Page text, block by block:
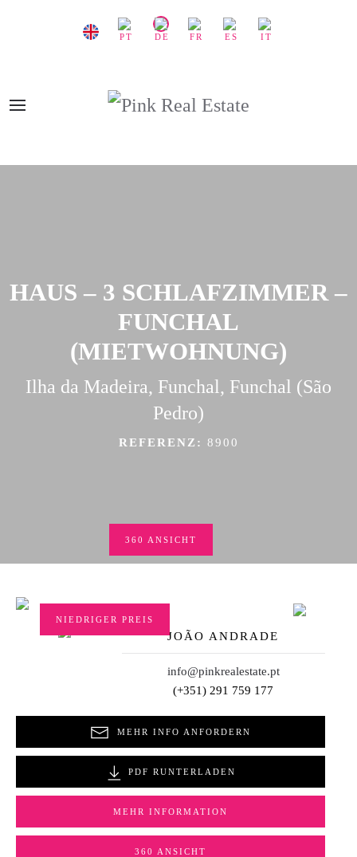
HAUS – 3 SCHLAFZIMMER –
FUNCHAL
(MIETWOHNUNG)
Ilha da Madeira, Funchal, Funchal (São
Pedro)
REFERENZ: 8900
360 ANSICHT
NIEDRIGER PREIS
JOÃO ANDRADE
info@pinkrealestate.pt
(+351) 291 759 177
MEHR INFO ANFORDERN
PDF RUNTERLADEN
MEHR INFORMATION
360 ANSICHT